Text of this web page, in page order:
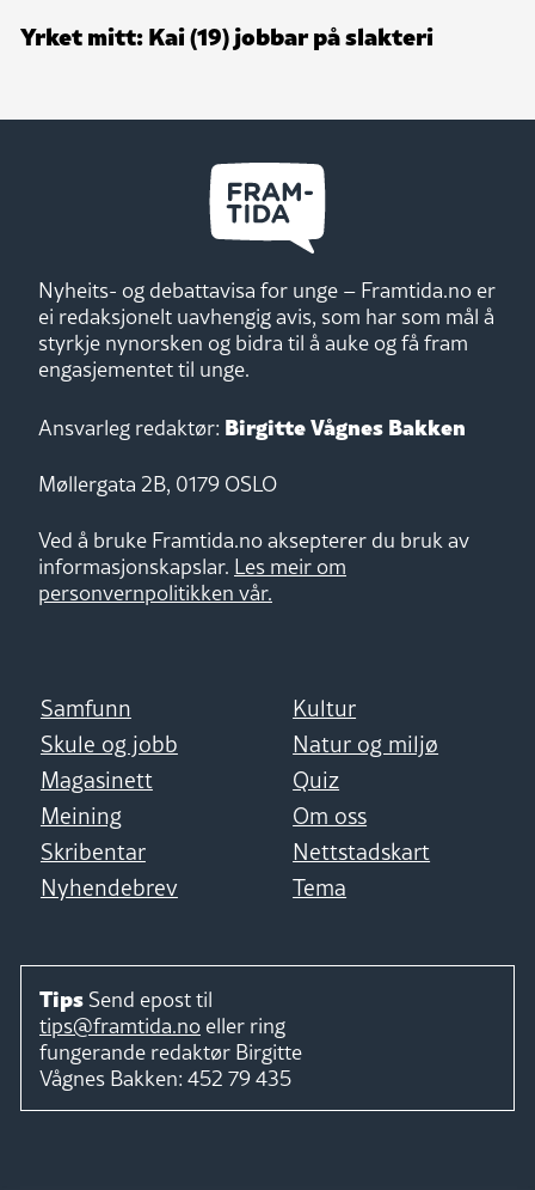
Yrket mitt: Kai (19) jobbar på slakteri
Nyheits- og debattavisa for unge – Framtida.no er
ei redaksjonelt uavhengig avis, som har som mål å
styrkje nynorsken og bidra til å auke og få fram
engasjementet til unge.
Ansvarleg redaktør: Birgitte Vågnes Bakken
Møllergata 2B, 0179 OSLO
Ved å bruke Framtida.no aksepterer du bruk av
informasjonskapslar. Les meir om
personvernpolitikken vår.
Samfunn
Kultur
Skule og jobb
Natur og miljø
Magasinett
Quiz
Meining
Om oss
Skribentar
Nettstadskart
Nyhendebrev
Tema
Tips Send epost til
tips@framtida.no eller ring
fungerande redaktør Birgitte
Vågnes Bakken: 452 79 435